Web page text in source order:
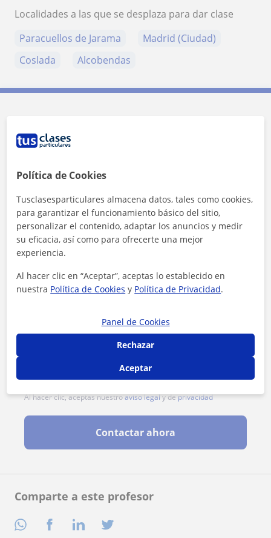
Comparte a este profesor
Localidades a las que se desplaza para dar clase
Paracuellos de Jarama
Madrid (Ciudad)
Coslada
Alcobendas
Al hacer clic, aceptas nuestroaviso legaly deprivacidad
Contactar ahora
Política de Cookies
Tusclasesparticulares almacena datos, tales como cookies,
para garantizar el funcionamiento básico del sitio,
personalizar el contenido, adaptar los anuncios y medir
su eficacia, así como para ofrecerte una mejor
experiencia.
Al hacer clic en “Aceptar”, aceptas lo establecido en
nuestra Política de Cookies y Política de Privacidad.
Panel de Cookies
Rechazar
Aceptar